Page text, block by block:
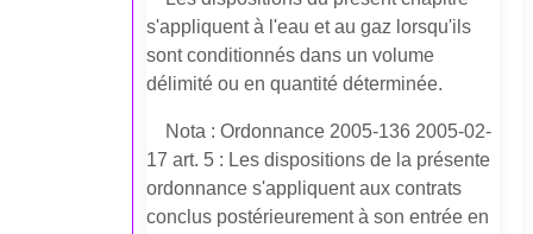
s'appliquent à l'eau et au gaz lorsqu'ils
sont conditionnés dans un volume
délimité ou en quantité déterminée.
Nota : Ordonnance 2005-136 2005-02-
17 art. 5 : Les dispositions de la présente
ordonnance s'appliquent aux contrats
conclus postérieurement à son entrée en